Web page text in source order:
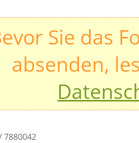
Sie das
absenden,
7880042